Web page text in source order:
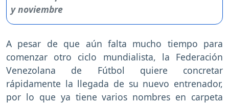
A pesar de que aún falta mucho tiempo para
comenzar otro ciclo mundialista, la Federación
Venezolana de Fútbol quiere concretar
rápidamente la llegada de su nuevo entrenador,
por lo que ya tiene varios nombres en carpeta